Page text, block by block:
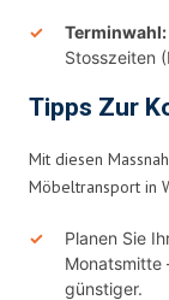
Terminwahl:
Stosszeiten
Tipps Zur
Mit diesen
Möbeltransport in
Planen Sie
Monatsmitte
günstiger.